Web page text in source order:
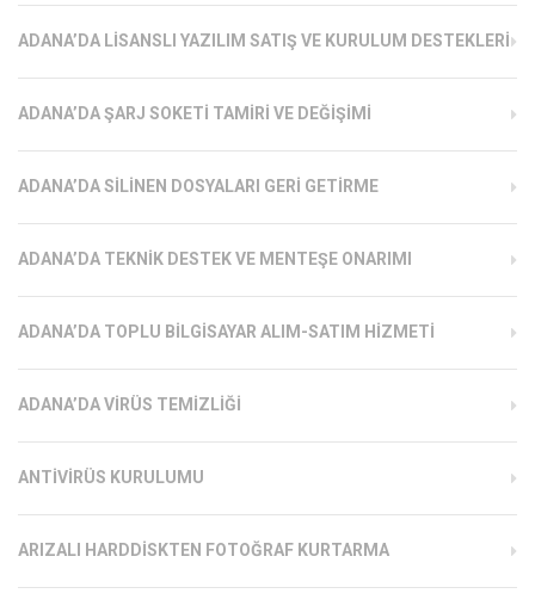
ADANA’DA LISANSLI YAZILIM SATIŞ VE KURULUM DESTEKLERI
ADANA’DA ŞARJ SOKETI TAMIRI VE DEĞIŞIMI
ADANA’DA SILINEN DOSYALARI GERI GETIRME
ADANA’DA TEKNIK DESTEK VE MENTEŞE ONARIMI
ADANA’DA TOPLU BILGISAYAR ALIM-SATIM HIZMETI
ADANA’DA VIRÜS TEMIZLIĞI
ANTIVIRÜS KURULUMU
ARIZALI HARDDISKTEN FOTOĞRAF KURTARMA